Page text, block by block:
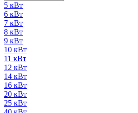
5 кВт
6 кВт
7 кВт
8 кВт
9 кВт
10 кВт
11 кВт
12 кВт
14 кВт
16 кВт
20 кВт
25 кВт